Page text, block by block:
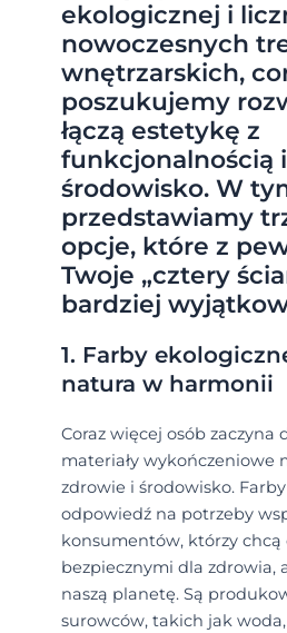
ekologicznej i
nowoczesnych
wnętrzarskich,
poszukujemy
łączą estetykę z
funkcjonalnością i
środowisko. W
przedstawiamy
opcje, które z
Twoje „cztery
bardziej
1. Farby
natura w harmonii
Coraz więcej osób zaczyna
materiały wykończeniowe
zdrowie i środowisko.
odpowiedź na potrzeby
konsumentów, którzy
bezpiecznymi dla zdrowia,
naszą planetę. Są
surowców, takich jak